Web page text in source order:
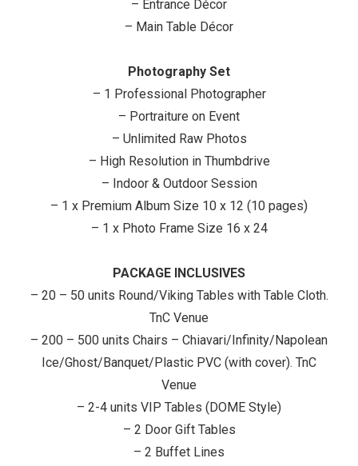
– Entrance Décor
– Main Table Décor
Photography Set
– 1 Professional Photographer
– Portraiture on Event
– Unlimited Raw Photos
– High Resolution in Thumbdrive
– Indoor & Outdoor Session
– 1 x Premium Album Size 10 x 12 (10 pages)
– 1 x Photo Frame Size 16 x 24
PACKAGE INCLUSIVES
– 20 – 50 units Round/Viking Tables with Table Cloth.
TnC Venue
– 200 – 500 units Chairs – Chiavari/Infinity/Napolean
Ice/Ghost/Banquet/Plastic PVC (with cover). TnC
Venue
– 2-4 units VIP Tables (DOME Style)
– 2 Door Gift Tables
– 2 Buffet Lines